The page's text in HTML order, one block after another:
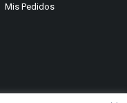
Mis Pedidos